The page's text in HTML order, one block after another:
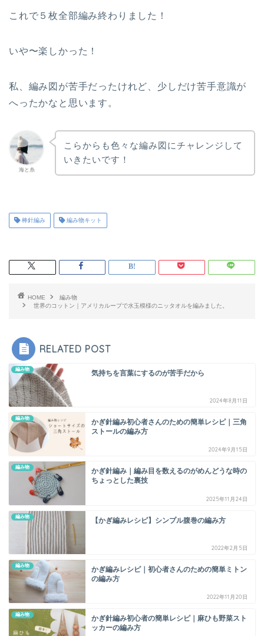
これで５枚全部編み終わりました！
いや〜楽しかった！
私、編み図が苦手だったけれど、少しだけ苦手意識が
へったかなと思います。
海と糸
こらからも色々な編み図にチャレンジして
いきたいです！
棒針編み 編み物キット
HOME
編み物
世界のコットン｜アメリカループで水玉模様のニッタオルを編みました。
RELATED POST
編み物 気持ちを言葉にするのが苦手だから
2024年8月11日
編み物
かぎ針編み初心者さんのための簡単レシピ｜三角
ストールの編み方
2024年9月15日
編み物
かぎ針編み｜編み目を数えるのがめんどうな時の
ちょっとした裏技
2025年11月24日
編み物 【かぎ編みレシピ】シンプル腹巻の編み方
2022年2月5日
編み物
かぎ編みレシピ｜初心者さんのための簡単ミトン
の編み方
2022年11月20日
編み物
かぎ針編み初心者の簡単レシピ｜麻ひも野菜スト
ッカーの編み方